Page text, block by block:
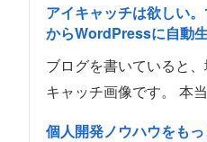
アイキャッチは欲しい
からWordPressに自動
ブログを書いていると
キャッチ画像です。 本
個人開発ノウハウをも